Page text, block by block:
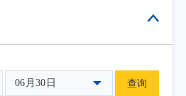
有成份股平均市值较小、
股权重分散、指数波动较
进行指数基金投资时应充
并选择与自身风险承受能
06月30日 查询